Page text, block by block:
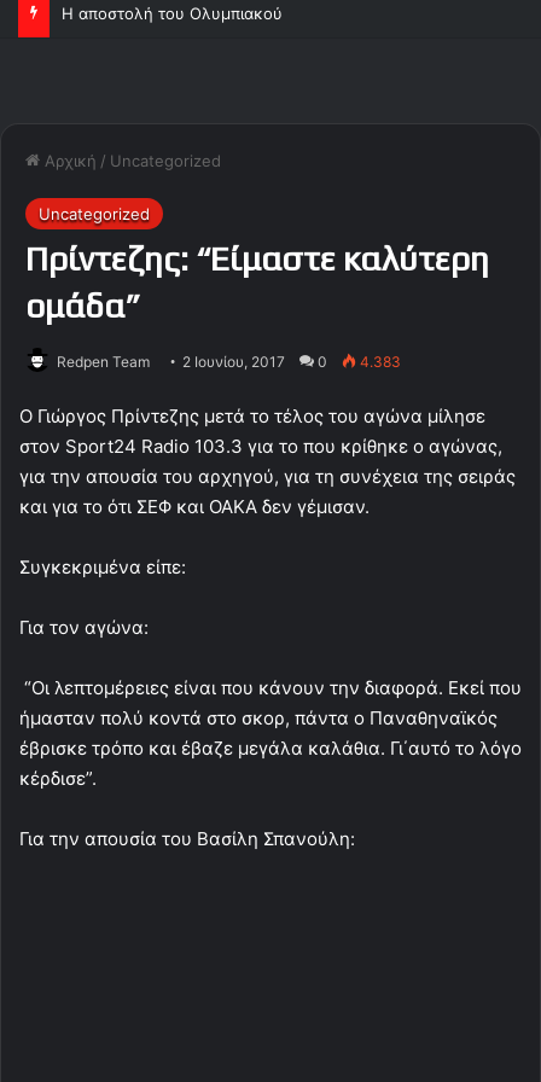
Η αποστολή του Ολυμπιακού
Αρχική / Uncategorized
Uncategorized
Πρίντεζης: “Είμαστε καλύτερη
ομάδα”
Redpen Team 2 Ιουνίου, 2017 0 4.383
Ο Γιώργος Πρίντεζης μετά το τέλος του αγώνα μίλησε
στον Sport24 Radio 103.3 για το που κρίθηκε ο αγώνας,
για την απουσία του αρχηγού, για τη συνέχεια της σειράς
και για το ότι ΣΕΦ και ΟΑΚΑ δεν γέμισαν.
Συγκεκριμένα είπε:
Για τον αγώνα:
“Οι λεπτομέρειες είναι που κάνουν την διαφορά. Εκεί που
ήμασταν πολύ κοντά στο σκορ, πάντα ο Παναθηναϊκός
έβρισκε τρόπο και έβαζε μεγάλα καλάθια. Γι΄αυτό το λόγο
κέρδισε”.
Για την απουσία του Βασίλη Σπανούλη: